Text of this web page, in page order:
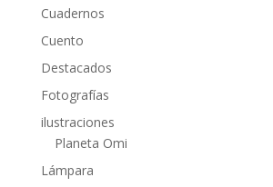
Cuadernos
Cuento
Destacados
Fotografías
ilustraciones
Planeta Omi
Lámpara